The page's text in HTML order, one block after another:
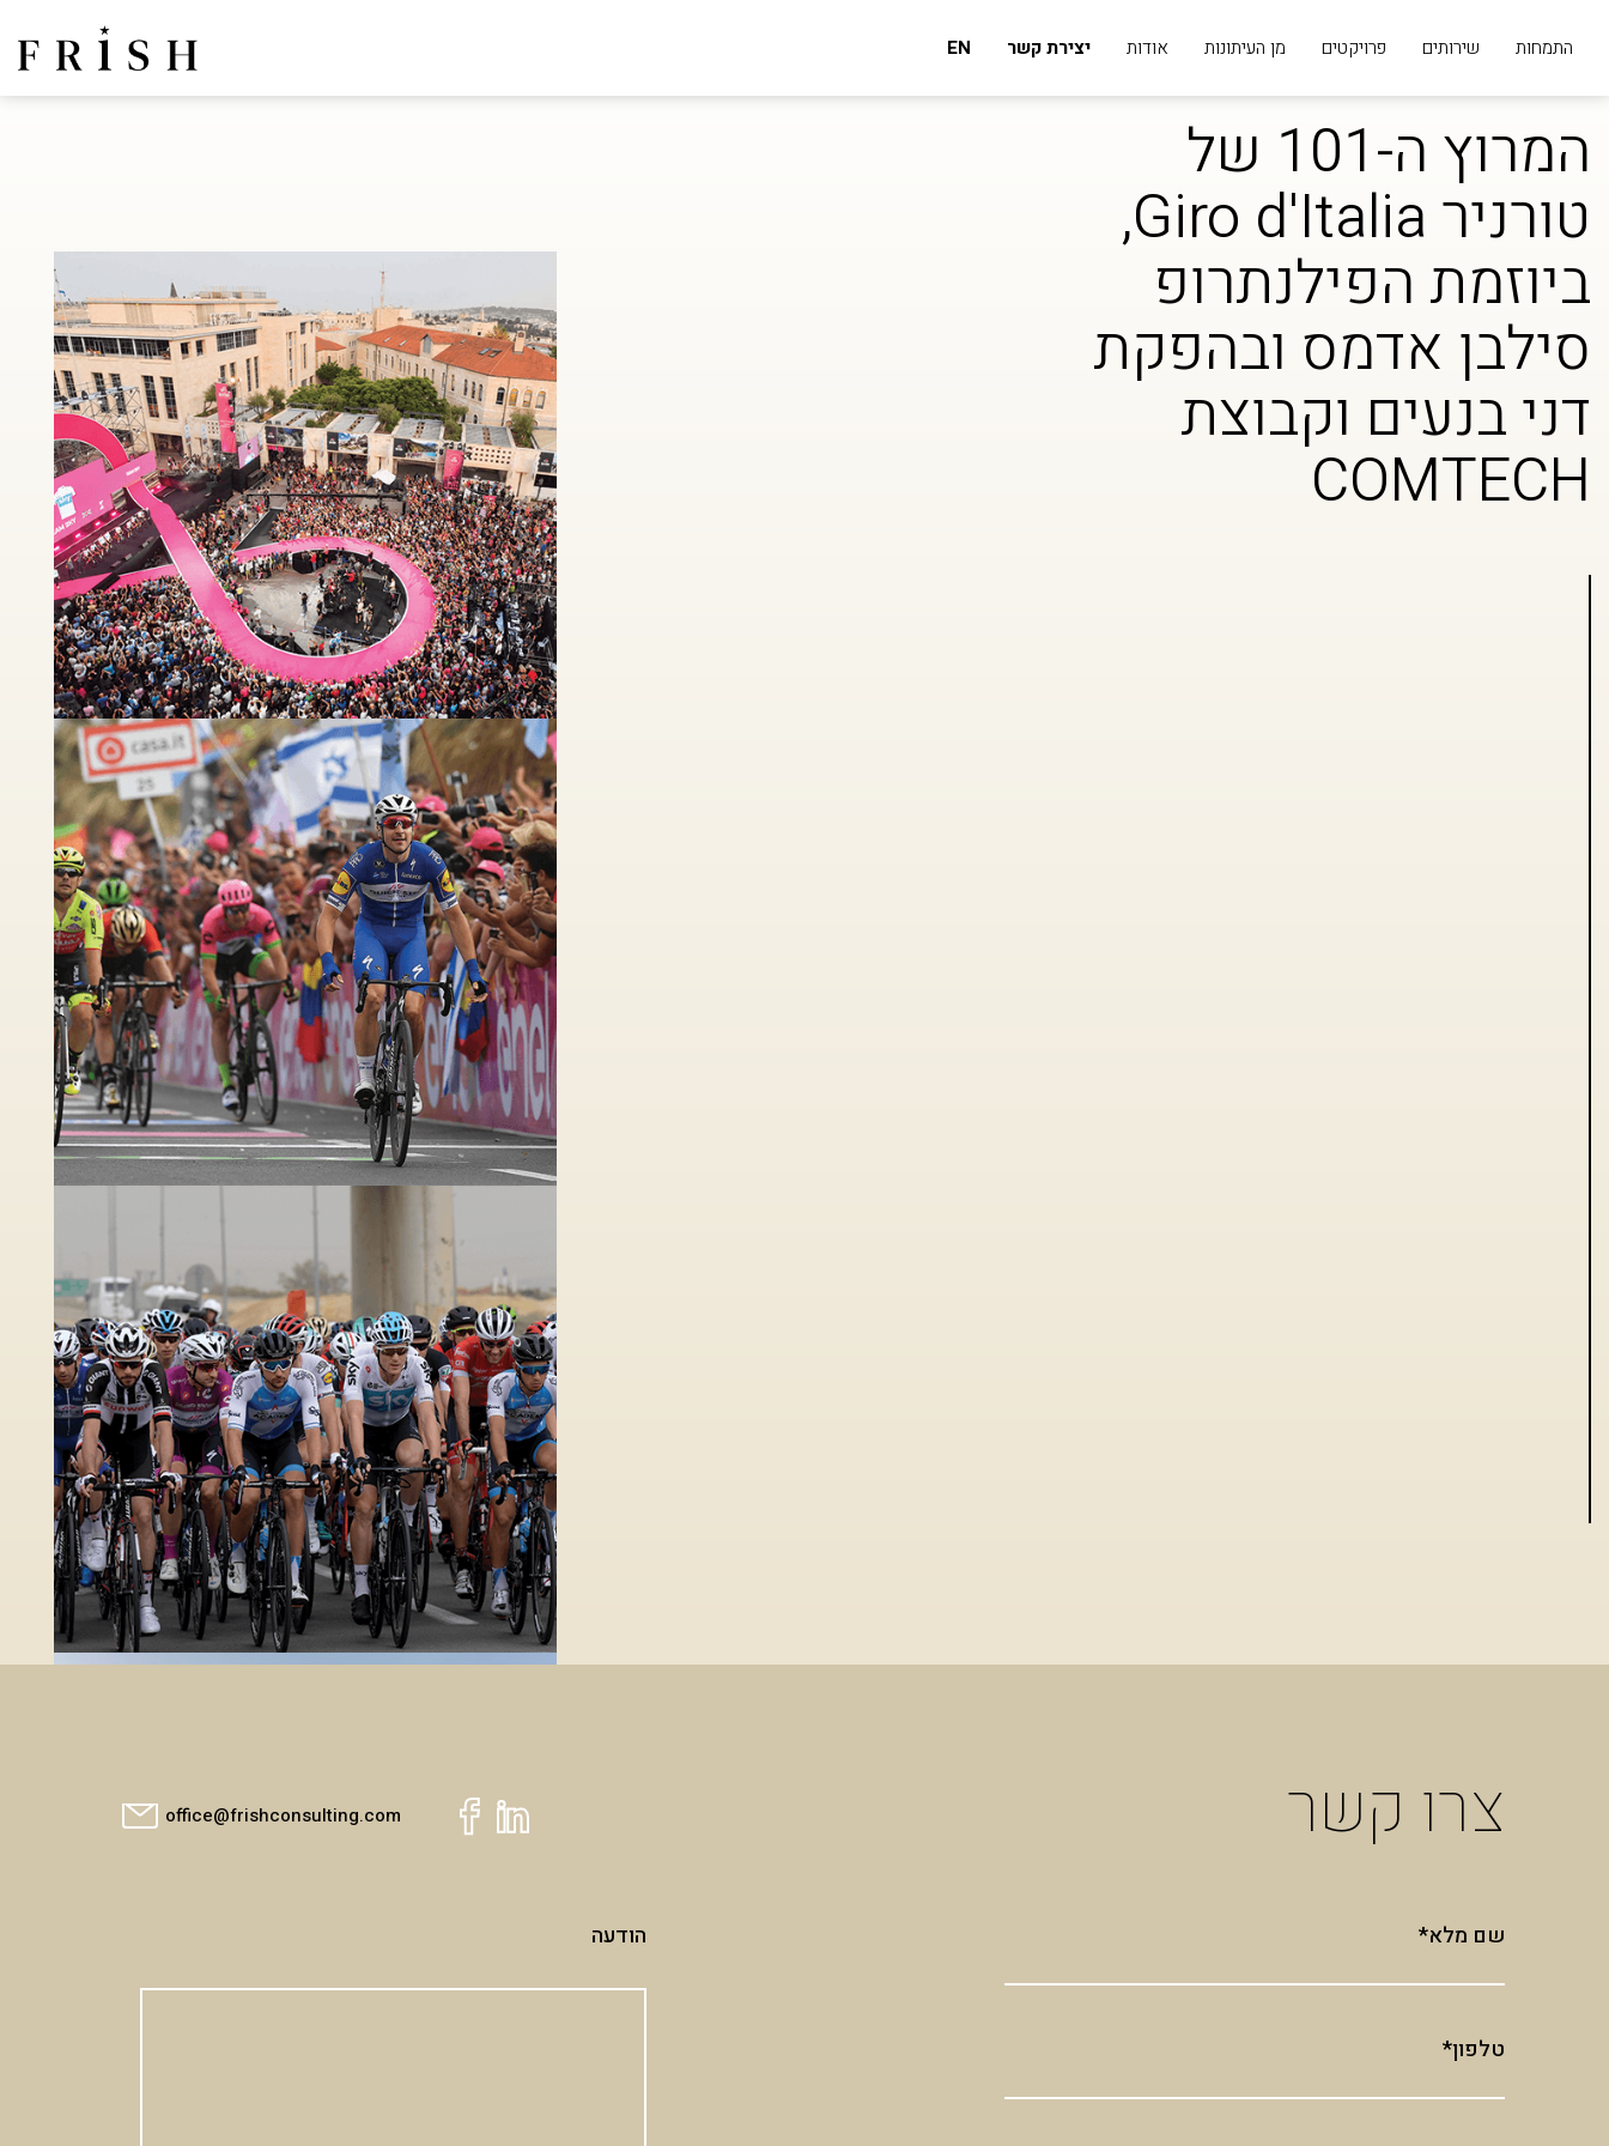
התמחות שירותים פרויקטים מן העיתונות אודות יצירת קשר EN
המרוץ ה-101 של
טורניר Giro d'Italia,
ביוזמת הפילנתרופ
סילבן אדמס ובהפקת
דני בנעים וקבוצת
COMTECH
צרו קשר office@frishconsulting.com
שם מלא*
טלפון*
הודעה